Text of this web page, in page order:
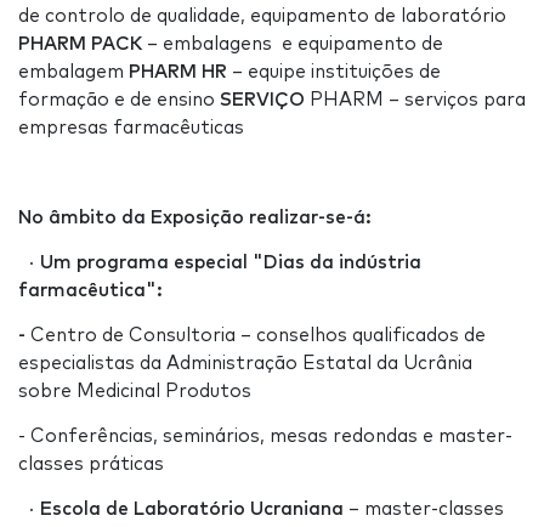
de controlo de qualidade, equipamento de laboratório
PHARM PACK – embalagens e equipamento de
embalagem PHARM HR – equipe instituições de
formação e de ensino SERVIÇO PHARM – serviços para
empresas farmacêuticas
No âmbito da Exposição realizar-se-á:
· Um programa especial "Dias da indústria
farmacêutica" :
- Centro de Consultoria – conselhos qualificados de
especialistas da Administração Estatal da Ucrânia
sobre Medicinal Produtos
- Conferências, seminários, mesas redondas e master-
classes práticas
· Escola de Laboratório Ucraniana – master-classes